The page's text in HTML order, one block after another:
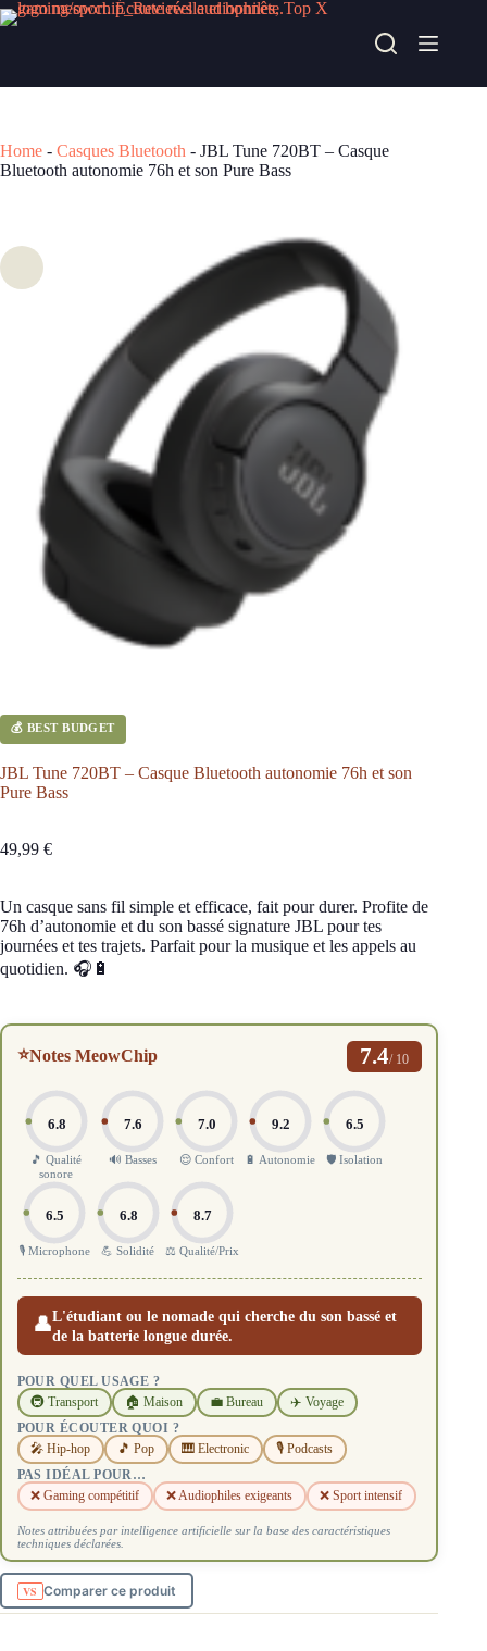
Passer
au
Acheter chez easylounge
Home - Casques Bluetooth - JBL Tune 720BT – Casque
Bluetooth autonomie 76h et son Pure Bass
💰 BEST BUDGET
JBL Tune 720BT – Casque Bluetooth autonomie 76h et son
Pure Bass
49,99 €
Un casque sans fil simple et efficace, fait pour durer. Profite de
76h d’autonomie et du son bassé signature JBL pour tes
journées et tes trajets. Parfait pour la musique et les appels au
quotidien. 🎧🔋
⭐Notes MeowChip 7.4/ 10
6.8
🎵 Qualité
sonore
7.6
🔊 Basses
7.0
😌 Confort
9.2
🔋 Autonomie
6.5
🛡️ Isolation
6.5
🎙️ Microphone
6.8
💪 Solidité
8.7
⚖️ Qualité/Prix
👤L'étudiant ou le nomade qui cherche du son bassé et
de la batterie longue durée.
POUR QUEL USAGE ?
🚇 Transport 🏠 Maison 💼 Bureau ✈️ Voyage
POUR ÉCOUTER QUOI ?
🎤 Hip-hop 🎵 Pop 🎹 Electronic 🎙️ Podcasts
PAS IDÉAL POUR…
❌ Gaming compétitif ❌ Audiophiles exigeants ❌ Sport intensif
Notes attribuées par intelligence artificielle sur la base des caractéristiques
techniques déclarées.
Comparer ce produit